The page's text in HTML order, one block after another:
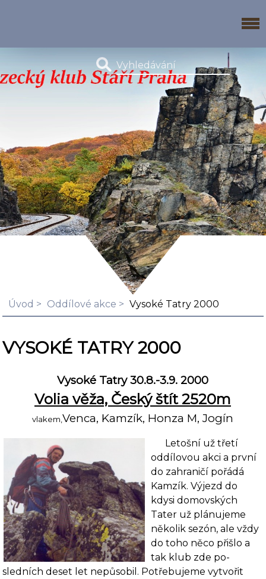
Úvod Oddílové akce Vysoké Tatry 2000
VYSOKÉ TATRY 2000
Vysoké Tatry 30.8.-3.9. 2000
Volia věža, Český štít 2520m
vlakem, Venca, Kamzík, Honza M, Jogín
Letošní už třetí
oddílovou akci a první
do zahraničí pořádá
Kamzík. Výjezd do
kdysi do­movských
Tater už plánujeme
několik sezón, ale vždy
do toho něco přišlo a
tak klub zde po­
sledních deset let nepůsobil. Potřebujeme vytvořit